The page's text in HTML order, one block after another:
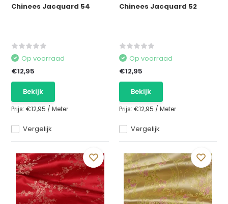
Chinees Jacquard 54
Vergelijk
Op voorraad
€12,95
Bekijk
Prijs:€12,95 /Meter
Chinees Jacquard 52
Vergelijk
Op voorraad
€12,95
Bekijk
Prijs: €12,95 / Meter